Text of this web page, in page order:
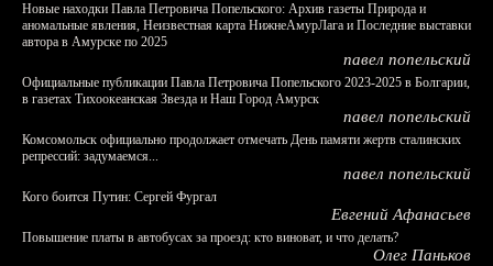
Новые находки Павла Петровича Попельского: Архив газеты Природа и
аномальные явления, Неизвестная карта НижнеАмурЛага и Последние выставки
автора в Амурске по 2025
павел попельский
Официальные публикации Павла Петровича Попельского 2023-2025 в Болгарии,
в газетах Тихоокеанская Звезда и Наш Город Амурск
павел попельский
Комсомольск официально продолжает отмечать День памяти жертв сталинских
репрессий: задумаемся...
павел попельский
Кого боится Путин: Сергей Фургал
Евгений Афанасьев
Повышение платы в автобусах за проезд: кто виноват, и что делать?
Олег Паньков